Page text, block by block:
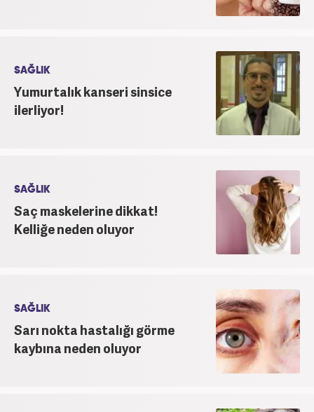
SAĞLIK
Yumurtalık kanseri sinsice
ilerliyor!
SAĞLIK
Saç maskelerine dikkat!
Kelliğe neden oluyor
SAĞLIK
Sarı nokta hastalığı görme
kaybına neden oluyor